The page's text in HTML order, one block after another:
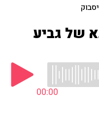
של גביע
00:00